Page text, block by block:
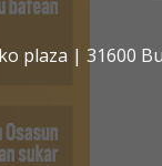
plaza | 31600